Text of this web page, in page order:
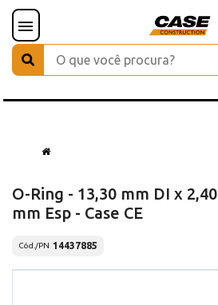
O-Ring - 13,30 mm DI x 2,40
mm Esp - Case CE
Cód./PN 14437885